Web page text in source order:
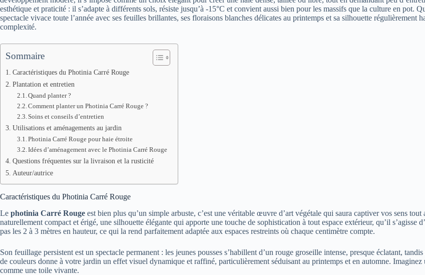
esthétique et praticité : il s’adapte à différents sols, résiste jusqu’à -15°C et convient aussi bien pour les massifs que la culture en pot.
spectacle vivace toute l’année avec ses feuilles brillantes, ses floraisons blanches délicates au printemps et sa silhouette
complexité.
Sommaire
Caractéristiques du Photinia Carré Rouge
Plantation et entretien
Quand planter ?
Comment planter un Photinia Carré Rouge ?
Soins et conseils d’entretien
Utilisations et aménagements au jardin
Photinia Carré Rouge pour haie étroite
Idées d’aménagement avec le Photinia Carré Rouge
Questions fréquentes sur la livraison et la rusticité
Auteur/autrice
Caractéristiques du Photinia Carré Rouge
Le photinia Carré Rouge est bien plus qu’un simple arbuste, c’est une véritable œuvre d’art végétale qui saura captiver vos sens
naturellement compact et érigé, une silhouette élégante qui apporte une touche de sophistication à tout espace extérieur, qu’il s’agisse
pas les 2 à 3 mètres en hauteur, ce qui la rend parfaitement adaptée aux espaces restreints où chaque centimètre compte.
Son feuillage persistent est un spectacle permanent : les jeunes pousses s’habillent d’un rouge groseille intense, presque éclatant,
de couleurs donne à votre jardin un effet visuel dynamique et raffiné, particulièrement séduisant au printemps et en automne.
comme une toile vivante.